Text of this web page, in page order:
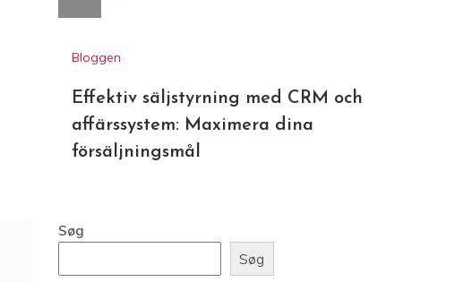
Bloggen
Effektiv säljstyrning med CRM och
affärssystem: Maximera dina
försäljningsmål
Søg
Søg